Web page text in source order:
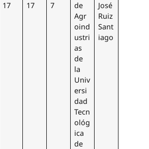
17
17
7
de
Agr
oind
ustri
as
de
la
Univ
ersi
dad
Tecn
ológ
ica
de
José
Ruiz
Sant
iago